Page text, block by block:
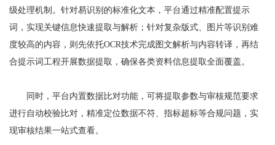
级处理机制。针对易识别的标准化文本，平台通过精准配置提示
词，实现关键信息快速提取与解析；针对复杂版式、图片等识别难
度较高的内容，则先依托OCR技术完成图文解析与内容转译，再结
合提示词工程开展数据提取，确保各类资料信息提取全面覆盖。
同时，平台内置数据比对功能，可将提取参数与审核规范要求
进行自动校验比对，精准定位数据不符、指标超标等合规问题，实
现审核结果一站式查看。